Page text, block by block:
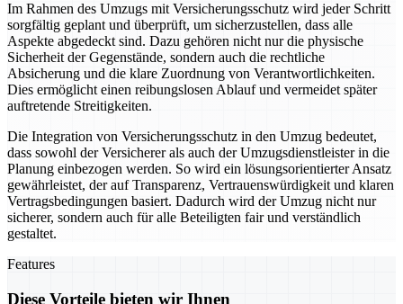
Im Rahmen des Umzugs mit Versicherungsschutz wird jeder Schritt
sorgfältig geplant und überprüft, um sicherzustellen, dass alle
Aspekte abgedeckt sind. Dazu gehören nicht nur die physische
Sicherheit der Gegenstände, sondern auch die rechtliche
Absicherung und die klare Zuordnung von Verantwortlichkeiten.
Dies ermöglicht einen reibungslosen Ablauf und vermeidet später
auftretende Streitigkeiten.
Die Integration von Versicherungsschutz in den Umzug bedeutet,
dass sowohl der Versicherer als auch der Umzugsdienstleister in die
Planung einbezogen werden. So wird ein lösungsorientierter Ansatz
gewährleistet, der auf Transparenz, Vertrauenswürdigkeit und klaren
Vertragsbedingungen basiert. Dadurch wird der Umzug nicht nur
sicherer, sondern auch für alle Beteiligten fair und verständlich
gestaltet.
Features
Diese Vorteile bieten wir Ihnen